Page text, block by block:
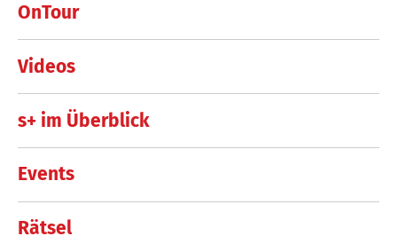
OnTour
Videos
s+ im Überblick
Events
Rätsel